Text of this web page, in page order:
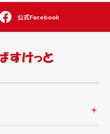
公式Facebook